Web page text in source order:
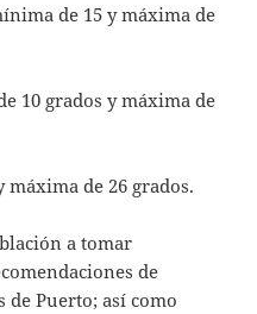
de 15 y máxima de
10 grados y máxima de
de 26 grados.
a tomar
de
de Puerto; así como